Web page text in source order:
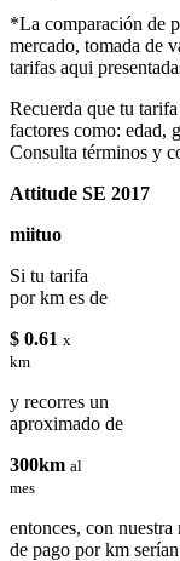
*La comparación de
mercado, tomada de
tarifas aqui
Recuerda que tu
factores como: edad,
Consulta términos y
Attitude SE 2017
miituo
Si tu tarifa
por km es de
$ 0.61 x
km
y recorres un
aproximado de
300km al
mes
entonces, con nuestra
de pago por km serían